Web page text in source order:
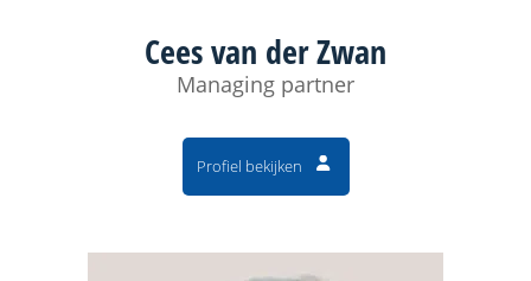
Cees van der Zwan
Managing partner
Profiel bekijken